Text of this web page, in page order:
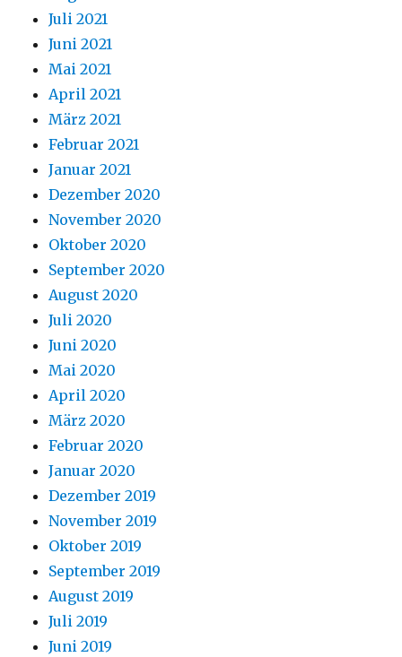
Juli 2021
Juni 2021
Mai 2021
April 2021
März 2021
Februar 2021
Januar 2021
Dezember 2020
November 2020
Oktober 2020
September 2020
August 2020
Juli 2020
Juni 2020
Mai 2020
April 2020
März 2020
Februar 2020
Januar 2020
Dezember 2019
November 2019
Oktober 2019
September 2019
August 2019
Juli 2019
Juni 2019